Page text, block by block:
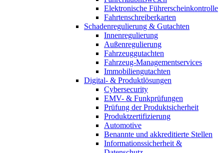
Elektronische Führerscheinkontrolle
Fahrtenschreiberkarten
Schadenregulierung & Gutachten
Innenregulierung
Außenregulierung
Fahrzeuggutachten
Fahrzeug-Managementservices
Immobiliengutachten
Digital- & Produktlösungen
Cybersecurity
EMV- & Funkprüfungen
Prüfung der Produktsicherheit
Produktzertifizierung
Automotive
Benannte und akkreditierte Stellen
Informationssicherheit &